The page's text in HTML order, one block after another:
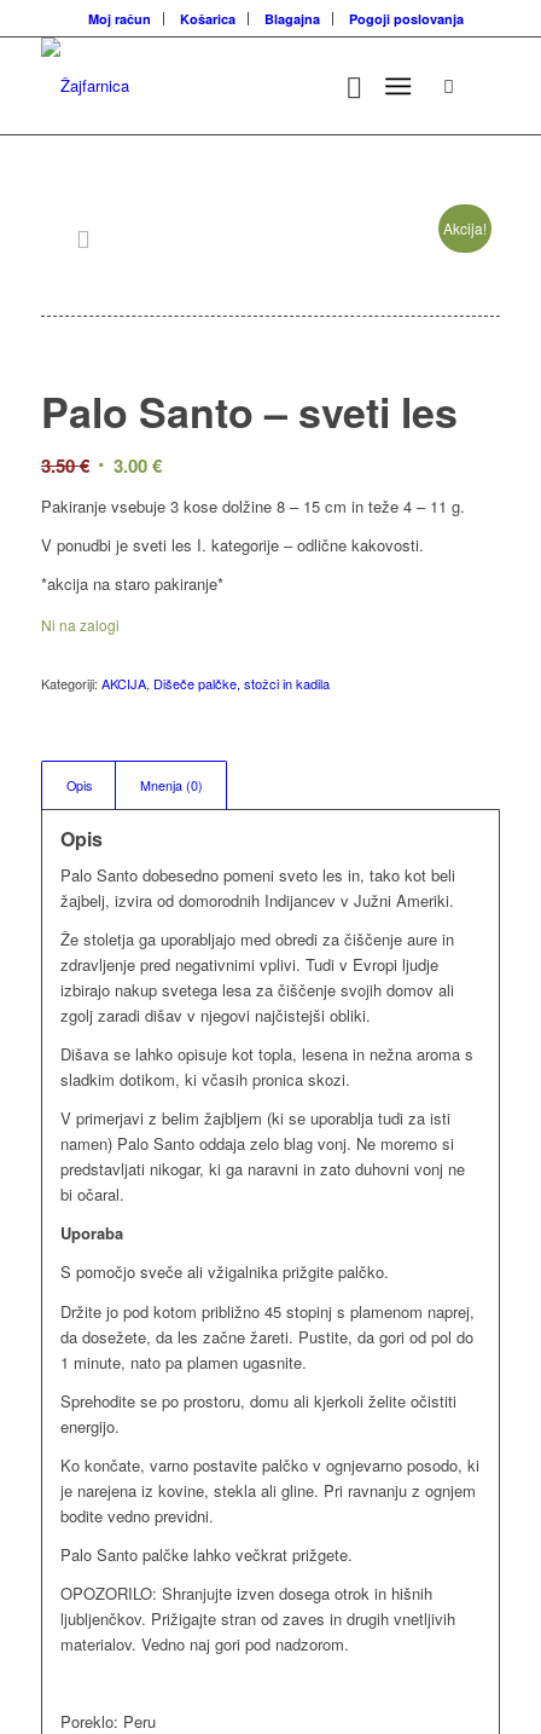
Moj račun Košarica Blagajna Pogoji poslovanja
Akcija!
Palo Santo – sveti les
3.50€ Izvirna
je
bila:
3.50 €.
3.00€Trenutna
3.00 €.
Pakiranje vsebuje 3 kose dolžine 8 – 15 cm in teže 4 – 11 g.
V ponudbi je sveti les I. kategorije – odlične kakovosti.
*akcija na staro pakiranje*
Ni na zalogi
Kategoriji: AKCIJA, Dišeče palčke, stožci in kadila
Opis Mnenja (0)
Opis
Palo Santo dobesedno pomeni sveto les in, tako kot beli
žajbelj, izvira od domorodnih Indijancev v Južni Ameriki.
Že stoletja ga uporabljajo med obredi za čiščenje aure in
zdravljenje pred negativnimi vplivi. Tudi v Evropi ljudje
izbirajo nakup svetega lesa za čiščenje svojih domov ali
zgolj zaradi dišav v njegovi najčistejši obliki.
Dišava se lahko opisuje kot topla, lesena in nežna aroma s
sladkim dotikom, ki včasih pronica skozi.
V primerjavi z belim žajbljem (ki se uporablja tudi za isti
namen) Palo Santo oddaja zelo blag vonj. Ne moremo si
predstavljati nikogar, ki ga naravni in zato duhovni vonj ne
bi očaral.
Uporaba
S pomočjo sveče ali vžigalnika prižgite palčko.
Držite jo pod kotom približno 45 stopinj s plamenom naprej,
da dosežete, da les začne žareti. Pustite, da gori od pol do
1 minute, nato pa plamen ugasnite.
Sprehodite se po prostoru, domu ali kjerkoli želite očistiti
energijo.
Ko končate, varno postavite palčko v ognjevarno posodo, ki
je narejena iz kovine, stekla ali gline. Pri ravnanju z ognjem
bodite vedno previdni.
Palo Santo palčke lahko večkrat prižgete.
OPOZORILO: Shranjujte izven dosega otrok in hišnih
ljubljenčkov. Prižigajte stran od zaves in drugih vnetljivih
materialov. Vedno naj gori pod nadzorom.
Poreklo: Peru